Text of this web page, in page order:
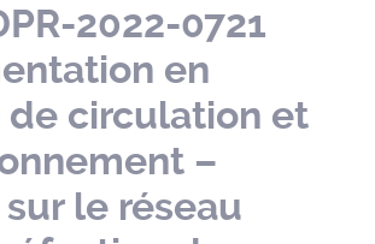
2022-0721
en
de circulation et
–
le réseau